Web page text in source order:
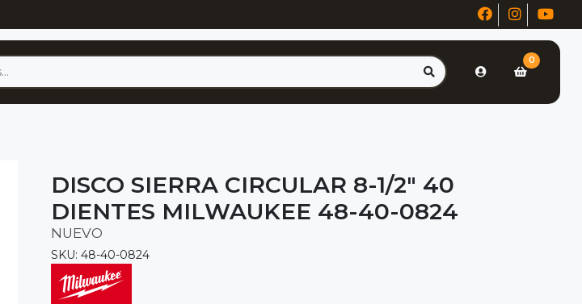
0
DISCO SIERRA CIRCULAR 8-1/2" 40
DIENTES MILWAUKEE 48-40-0824
NUEVO
SKU: 48-40-0824